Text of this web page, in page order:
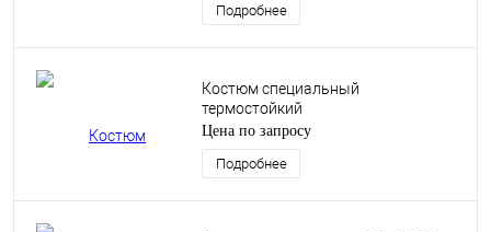
Подробнее
Костюм специальный
термостойкий
Цена по запросу
Подробнее